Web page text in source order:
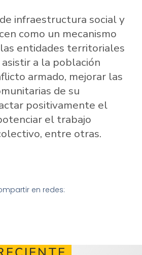
infraestructura social y
como un mecanismo
entidades territoriales
a la población
armado, mejorar las
de su
positivamente el
el trabajo
entre otras.
en redes: